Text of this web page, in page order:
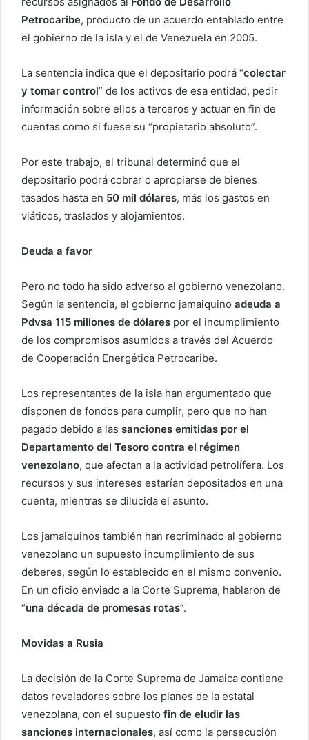
Petrocaribe, producto de un acuerdo entablado entre
el gobierno de la isla y el de Venezuela en 2005.
La sentencia indica que el depositario podrá “colectar
y tomar control” de los activos de esa entidad, pedir
información sobre ellos a terceros y actuar en fin de
cuentas como si fuese su “propietario absoluto”.
Por este trabajo, el tribunal determinó que el
depositario podrá cobrar o apropiarse de bienes
tasados hasta en 50 mil dólares, más los gastos en
viáticos, traslados y alojamientos.
Deuda a favor
Pero no todo ha sido adverso al gobierno venezolano.
Según la sentencia, el gobierno jamaiquino adeuda a
Pdvsa 115 millones de dólares por el incumplimiento
de los compromisos asumidos a través del Acuerdo
de Cooperación Energética Petrocaribe.
Los representantes de la isla han argumentado que
disponen de fondos para cumplir, pero que no han
pagado debido a las sanciones emitidas por el
Departamento del Tesoro contra el régimen
venezolano, que afectan a la actividad petrolífera. Los
recursos y sus intereses estarían depositados en una
cuenta, mientras se dilucida el asunto.
Los jamaiquinos también han recriminado al gobierno
venezolano un supuesto incumplimiento de sus
deberes, según lo establecido en el mismo convenio.
En un oficio enviado a la Corte Suprema, hablaron de
“una década de promesas rotas”.
Movidas a Rusia
La decisión de la Corte Suprema de Jamaica contiene
datos reveladores sobre los planes de la estatal
venezolana, con el supuesto fin de eludir las
sanciones internacionales, así como la persecución